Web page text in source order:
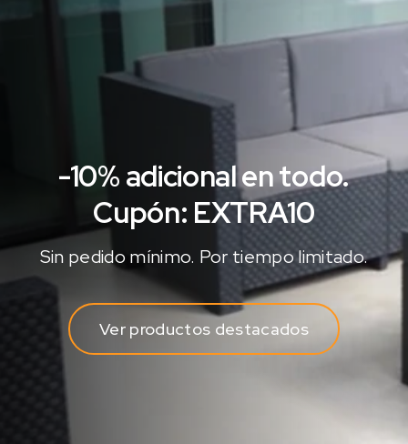
-10% adicional en todo.
Cupón: EXTRA10
Sin pedido mínimo. Por tiempo limitado.
Ver productos destacados